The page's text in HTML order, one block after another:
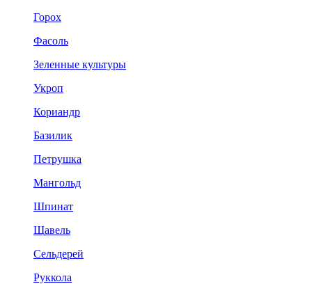
Горох
Фасоль
Зеленные культуры
Укроп
Кориандр
Базилик
Петрушка
Мангольд
Шпинат
Щавель
Сельдерей
Руккола